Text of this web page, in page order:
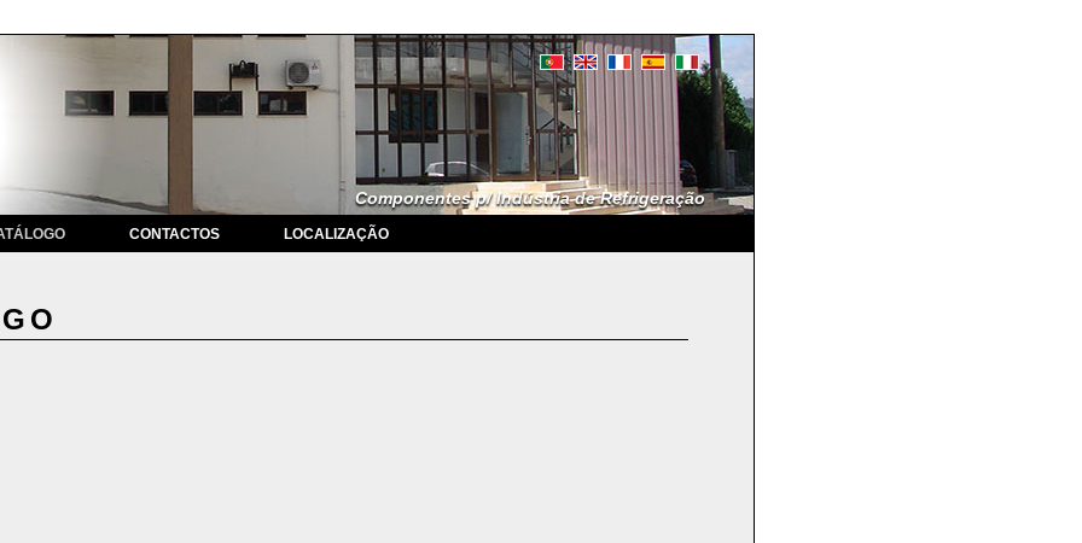
Componentes p/ Indústria de Refrigeração
CONTACTOS LOCALIZAÇÃO